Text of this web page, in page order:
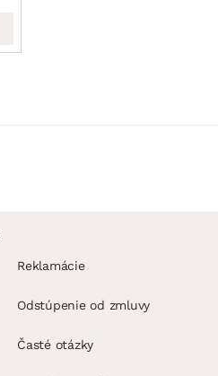
Reklamácie
Odstúpenie od zmluvy
Časté otázky